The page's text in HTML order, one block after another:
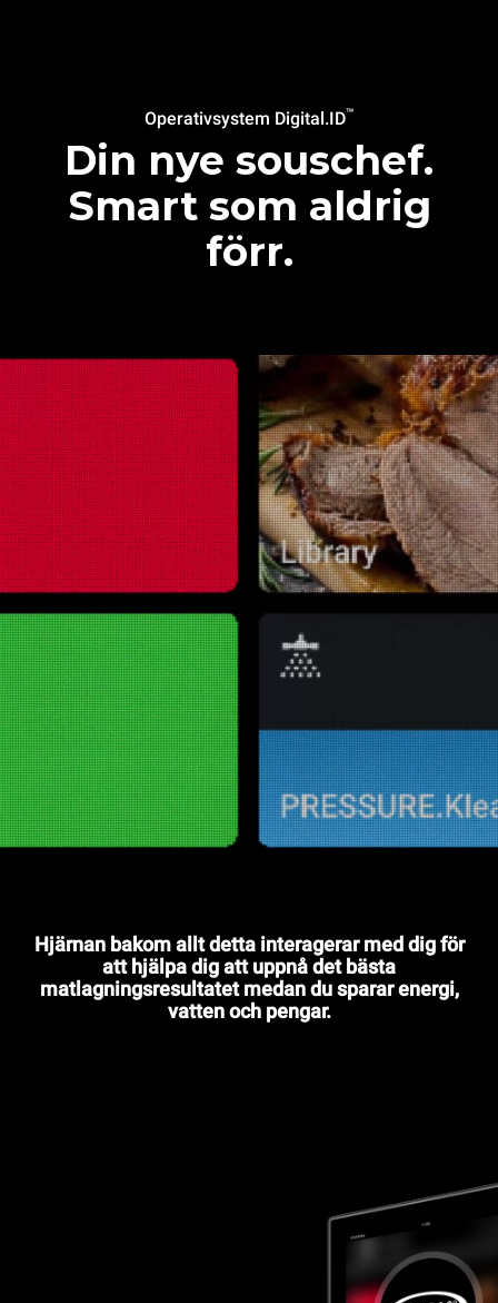
Operativsystem Digital.ID™
Din nye souschef.
Smart som aldrig
förr.
Hjärnan bakom allt detta interagerar med dig för
att hjälpa dig att uppnå det bästa
matlagningsresultatet medan du sparar energi,
vatten och pengar.